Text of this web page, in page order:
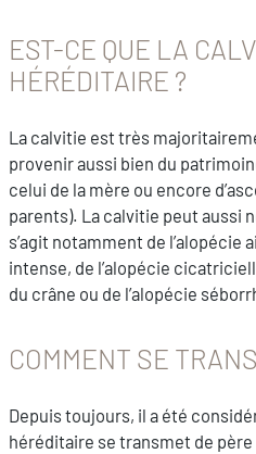
EST-CE QUE LA
HÉRÉDITAIRE ?
La calvitie est très
provenir aussi bien du
celui de la mère ou encore
parents). La calvitie peut aussi
s’agit notamment de l’alopécie
intense, de l’alopécie
du crâne ou de l’alopécie
COMMENT SE
Depuis toujours, il a été
héréditaire se transmet de